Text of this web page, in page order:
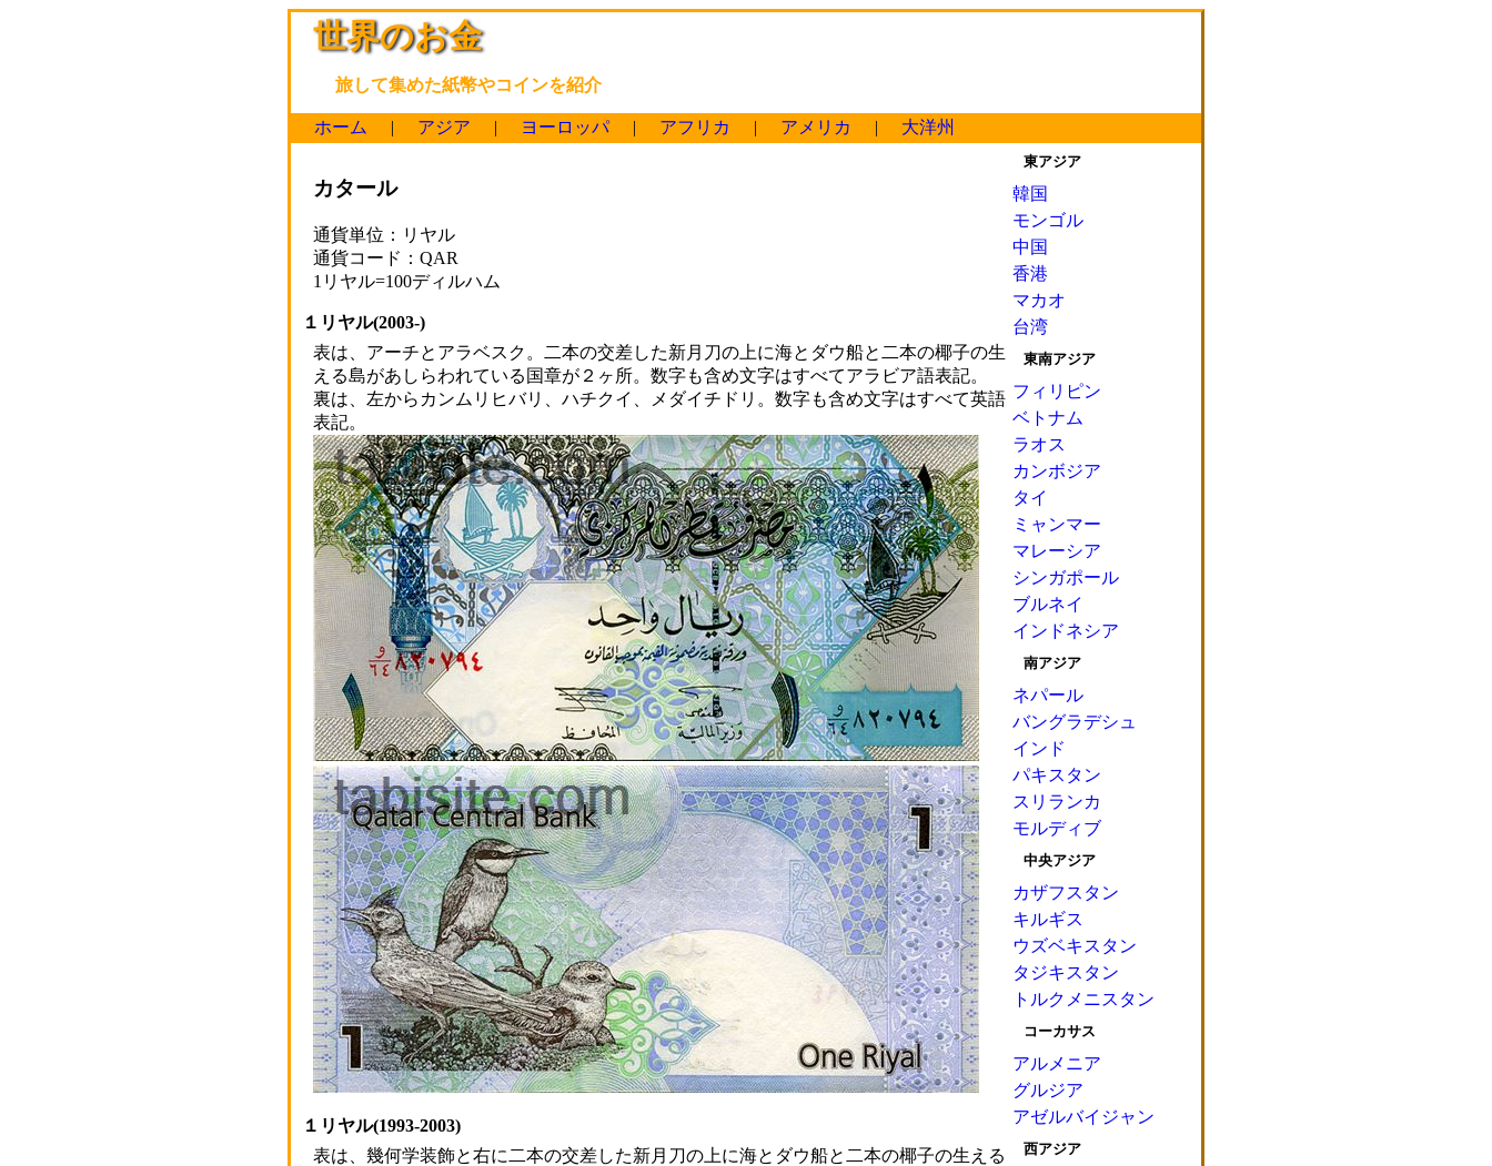
世界のお金
旅して集めた紙幣やコインを紹介
ホーム | アジア | ヨーロッパ | アフリカ | アメリカ | 大洋州
カタール
通貨単位：リヤル
通貨コード：QAR
1リヤル=100ディルハム
１リヤル(2003-)
表は、アーチとアラベスク。二本の交差した新月刀の上に海とダウ船と二本の椰子の生
える島があしらわれている国章が２ヶ所。数字も含め文字はすべてアラビア語表記。
裏は、左からカンムリヒバリ、ハチクイ、メダイチドリ。数字も含め文字はすべて英語
表記。
１リヤル(1993-2003)
表は、幾何学装飾と右に二本の交差した新月刀の上に海とダウ船と二本の椰子の生える
東アジア
韓国
モンゴル
中国
香港
マカオ
台湾
東南アジア
フィリピン
ベトナム
ラオス
カンボジア
タイ
ミャンマー
マレーシア
シンガポール
ブルネイ
インドネシア
南アジア
ネパール
バングラデシュ
インド
パキスタン
スリランカ
モルディブ
中央アジア
カザフスタン
キルギス
ウズベキスタン
タジキスタン
トルクメニスタン
コーカサス
アルメニア
グルジア
アゼルバイジャン
西アジア